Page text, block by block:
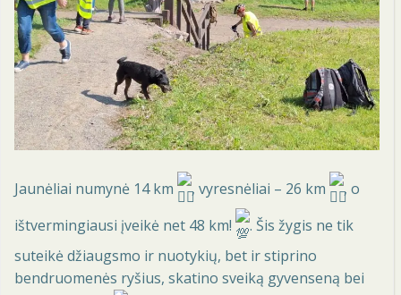
Jaunėliai numynė 14 km , vyresnėliai – 26 km
, o
ištvermingiausi įveikė net 48 km!
. Šis žygis ne tik
suteikė džiaugsmo ir nuotykių, bet ir stiprino
bendruomenės ryšius, skatino sveiką gyvenseną bei